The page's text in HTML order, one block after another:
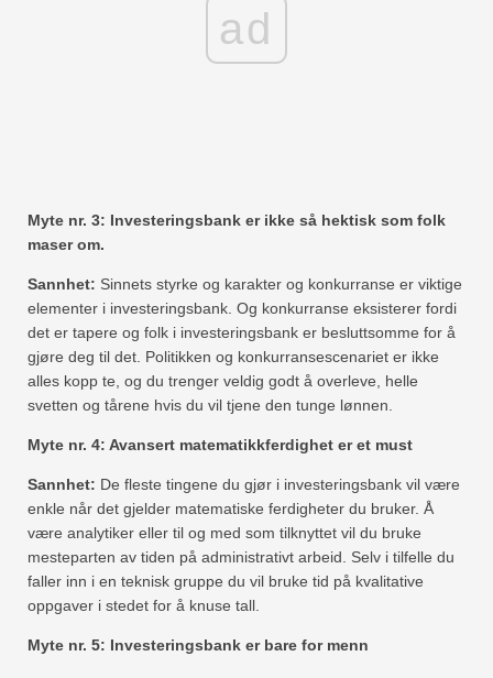
ad
Myte nr. 3: Investeringsbank er ikke så hektisk som folk
maser om.
Sannhet: Sinnets styrke og karakter og konkurranse er viktige
elementer i investeringsbank. Og konkurranse eksisterer fordi
det er tapere og folk i investeringsbank er besluttsomme for å
gjøre deg til det. Politikken og konkurransescenariet er ikke
alles kopp te, og du trenger veldig godt å overleve, helle
svetten og tårene hvis du vil tjene den tunge lønnen.
Myte nr. 4: Avansert matematikkferdighet er et must
Sannhet: De fleste tingene du gjør i investeringsbank vil være
enkle når det gjelder matematiske ferdigheter du bruker. Å
være analytiker eller til og med som tilknyttet vil du bruke
mesteparten av tiden på administrativt arbeid. Selv i tilfelle du
faller inn i en teknisk gruppe du vil bruke tid på kvalitative
oppgaver i stedet for å knuse tall.
Myte nr. 5: Investeringsbank er bare for menn